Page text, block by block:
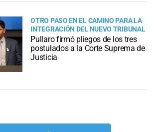
OTRO PASO EN EL CAMINO PARA LA
INTEGRACIÓN DEL NUEVO TRIBUNAL
Pullaro firmó pliegos de los tres
postulados a la Corte Suprema de
Justicia